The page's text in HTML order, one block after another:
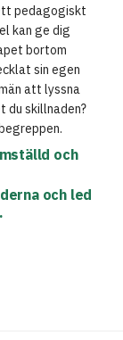
pedagogiskt
kan ge dig
bortom
sin egen
att lyssna
du skillnaden?
och
och led